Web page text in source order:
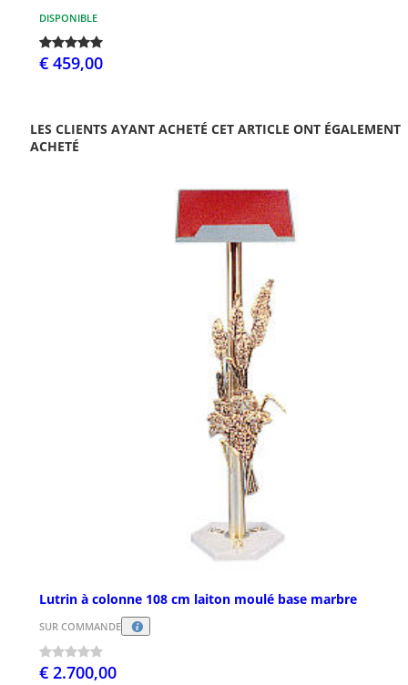
DISPONIBLE
€ 459,00
LES CLIENTS AYANT ACHETÉ CET ARTICLE ONT ÉGALEMENT
ACHETÉ
Lutrin à colonne 108 cm laiton moulé base marbre
SUR COMMANDE
€ 2.700,00